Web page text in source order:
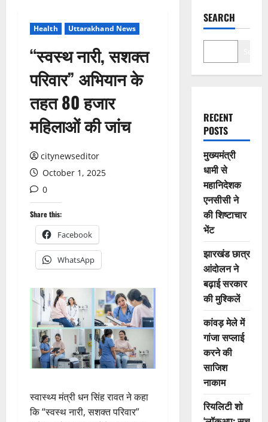
Health Uttarakhand News
“स्वस्थ नारी, सशक्त
परिवार” अभियान के
तहत 80 हजार
महिलाओं की जांच
citynewseditor
October 1, 2025
0
Share this:
Facebook
WhatsApp
स्वास्थ्य मंत्री धन सिंह रावत ने कहा
कि “स्वस्थ नारी, सशक्त परिवार”
SEARCH
RECENT
POSTS
मुख्यमंत्री
धामी से
महानिदेशक
एनसीसी ने
की शिष्टाचार
भेंट
झारखंड छात्र
आंदोलन ने
बढ़ाई सरकार
की मुश्किलें
कांवड़ मेले में
गांजा सप्लाई
करने की
साजिश
नाकाम
रियलिटी शो